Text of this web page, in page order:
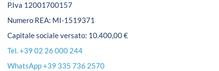
P.Iva 12001700157
Numero REA: MI-1519371
Capitale sociale versato: 10.400,00 €
Tel. +39 02 26 000 244
WhatsApp +39 335 736 2570